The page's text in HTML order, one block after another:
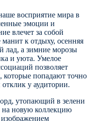
восприятие мира в
эмоции и
влечет за собой
к отдыху, осенняя
лад, а зимние морозы
и уюта. Умелое
позволяет
которые попадают точно
у аудитории.
утопающий в зелени
на новую коллекцию
изображением